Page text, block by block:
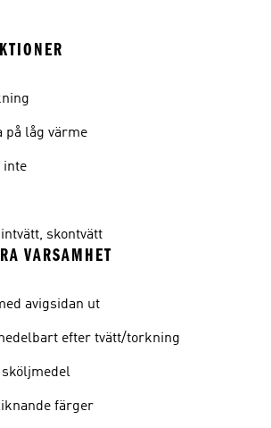
på låg värme
inte
skontvätt
VARSAMHET
avigsidan ut
efter tvätt/torkning
sköljmedel
liknande färger